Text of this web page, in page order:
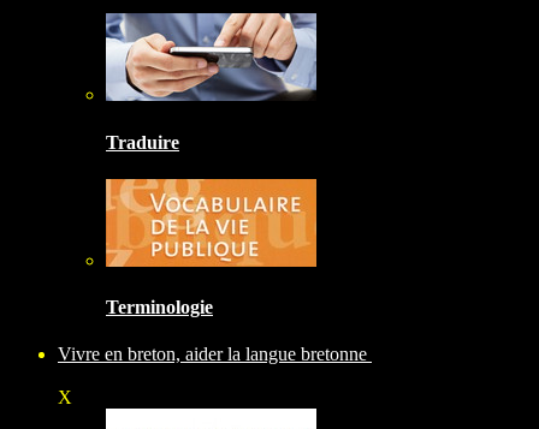
Traduire
Terminologie
Vivre en breton, aider la langue bretonne
X